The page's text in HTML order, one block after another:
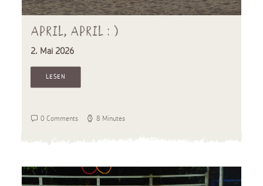
April, April : )
2. Mai 2026
LESEN
0 Comments 8 Minutes